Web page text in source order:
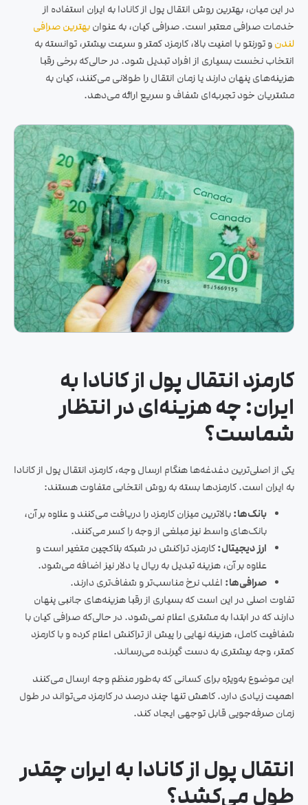
در این میان، بهترین روش انتقال پول از کانادا به ایران استفاده از
خدمات صرافی معتبر است. صرافی کیان، به عنوانبهترین صرافی
لندنو تورنتو با امنیت بالا، کارمزد کمتر و سرعت بیشتر، توانسته به
انتخاب نخست بسیاری از افراد تبدیل شود. در حالی‌که برخی رقبا
هزینه‌های پنهان دارند یا زمان انتقال را طولانی می‌کنند، کیان به
مشتریان خود تجربه‌ای شفاف و سریع ارائه می‌دهد.
کارمزد انتقال پول از کانادا به
ایران: چه هزینه‌ای در انتظار
شماست؟
یکی از اصلی‌ترین دغدغه‌ها هنگام ارسال وجه، کارمزد انتقال پول از کانادا
به ایران است. کارمزدها بسته به روش انتخابی متفاوت هستند:
بانک‌ها:بالاترین میزان کارمزد را دریافت می‌کنند و علاوه بر آن،
بانک‌های واسط نیز مبلغی از وجه را کسر می‌کنند.
ارز دیجیتال:کارمزد تراکنش در شبکه بلاکچین متغیر است و
علاوه بر آن، هزینه تبدیل به ریال یا دلار نیز اضافه می‌شود.
صرافی‌ها: اغلب نرخ مناسب‌تر و شفاف‌تری دارند.
تفاوت اصلی در این است که بسیاری از رقبا هزینه‌های جانبی پنهان
دارند که در ابتدا به مشتری اعلام نمی‌شود. در حالی‌که صرافی کیان با
شفافیت کامل، هزینه نهایی را پیش از تراکنش اعلام کرده و با کارمزد
کمتر، وجه بیشتری به دست گیرنده می‌رساند.
این موضوع به‌ویژه برای کسانی که به‌طور منظم وجه ارسال می‌کنند
اهمیت زیادی دارد. کاهش تنها چند درصد در کارمزد می‌تواند در طول
زمان صرفه‌جویی قابل توجهی ایجاد کند.
انتقال پول از کانادا به ایران چقدر
طول می‌کشد؟